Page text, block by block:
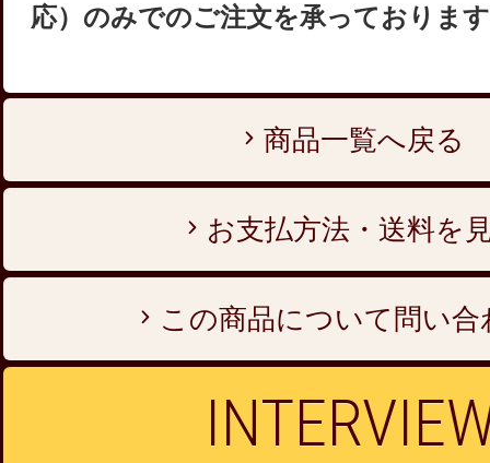
応）のみでのご注文を承っておりま
商品一覧へ戻る
お支払方法・送料を
この商品について問い合